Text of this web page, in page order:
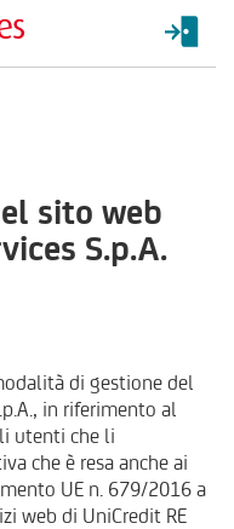
sito web
S.p.A.
di gestione del
in riferimento al
utenti che li
che è resa anche ai
UE n. 679/2016 a
web di UniCredit RE